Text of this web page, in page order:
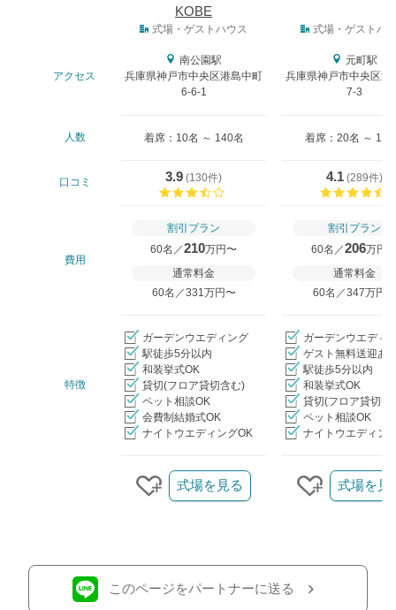
KOBE
式場・ゲストハウス 式場・ゲストハ
アクセス
南公園駅
兵庫県神戸市中央区港島中町
6-6-1
元町駅
兵庫県神戸市中央区波
7-3
人数 着席：10名 ～ 140名 着席：20名 ～ 180
口コミ 3.9 (130件)
4.1 (289件)
費用
割引プラン
60名／210万円〜
通常料金
60名／331万円〜
割引プラン
60名／206万円
通常料金
60名／347万円〜
特徴
ガーデンウエディング
駅徒歩5分以内
和装挙式OK
貸切(フロア貸切含む)
ペット相談OK
会費制結婚式OK
ナイトウエディングOK
ガーデンウエディ
ゲスト無料送迎あ
駅徒歩5分以内
和装挙式OK
貸切(フロア貸切含
ペット相談OK
ナイトウエディン
クリップする
式場を見る
クリップす
式場を見
このページをパートナーに送る